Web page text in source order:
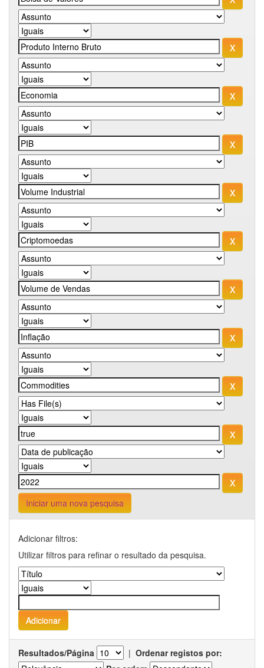
Iniciar uma nova pesquisa
Adicionar filtros:
Utilizar filtros para refinar o resultado da pesquisa.
Resultados/Página | Ordenar registos por: